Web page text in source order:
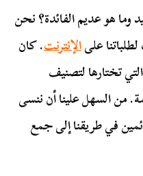
هو عديم الفائدة؟ نحن
علىالإنترنت. كان
تختارها لتصنيف
من السهل علينا أن ننسى
في طريقنا إلى جمع